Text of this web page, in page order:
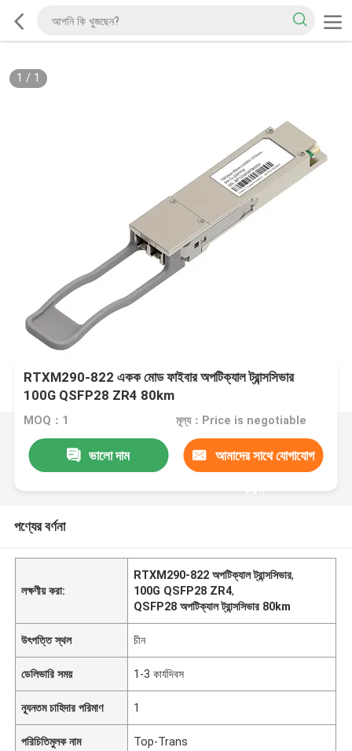
1 / 1
RTXM290-822 একক মোড ফাইবার অপটিক্যাল ট্রান্সসিভার
100G QSFP28 ZR4 80km
MOQ：1 মূল্য：Price is negotiable
ভালো দাম আমাদের সাথে যোগাযোগ
করুন
পণ্যের বর্ণনা
লক্ষণীয় করা:
RTXM290-822 অপটিক্যাল ট্রান্সসিভার,
100G QSFP28 ZR4,
QSFP28 অপটিক্যাল ট্রান্সসিভার 80km
উৎপত্তি স্থল চীন
ডেলিভারি সময় 1-3 কার্যদিবস
ন্যূনতম চাহিদার পরিমাণ 1
পরিচিতিমুলক নাম Top-Trans